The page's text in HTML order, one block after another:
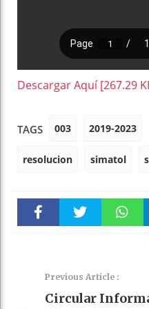
Descargar Aquí [267.29
TAGS 003 2019-2023
resolucion simatol
Previous Article :
Circular